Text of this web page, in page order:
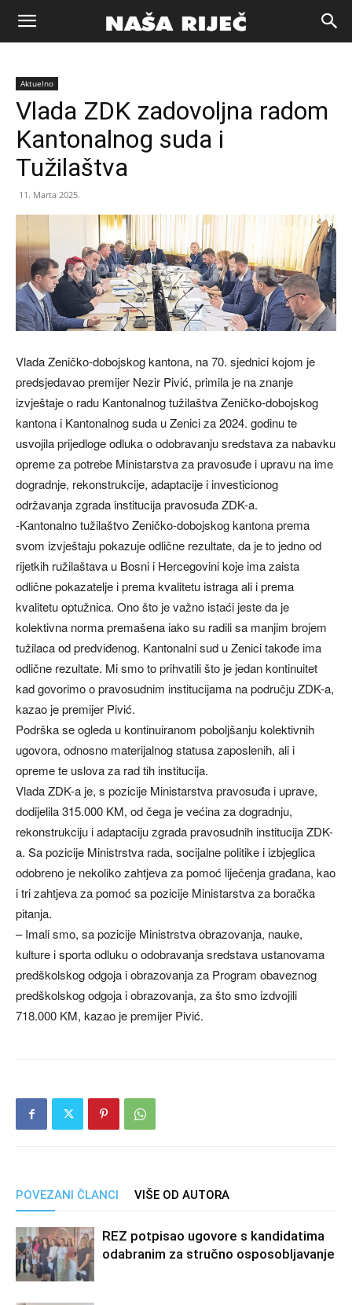
Naša
riječ
Zenica
Aktuelno
Vlada ZDK zadovoljna radom
Kantonalnog suda i
Tužilaštva
11. Marta 2025.
Vlada Zeničko-dobojskog kantona, na 70. sjednici kojom je
predsjedavao premijer Nezir Pivić, primila je na znanje
izvještaje o radu Kantonalnog tužilaštva Zeničko-dobojskog
kantona i Kantonalnog suda u Zenici za 2024. godinu te
usvojila prijedloge odluka o odobravanju sredstava za nabavku
opreme za potrebe Ministarstva za pravosuđe i upravu na ime
dogradnje, rekonstrukcije, adaptacije i investicionog
održavanja zgrada institucija pravosuđa ZDK-a.
-Kantonalno tužilaštvo Zeničko-dobojskog kantona prema
svom izvještaju pokazuje odlične rezultate, da je to jedno od
rijetkih ružilaštava u Bosni i Hercegovini koje ima zaista
odlične pokazatelje i prema kvalitetu istraga ali i prema
kvalitetu optužnica. Ono što je važno istaći jeste da je
kolektivna norma premašena iako su radili sa manjim brojem
tužilaca od predviđenog. Kantonalni sud u Zenici takođe ima
odlične rezultate. Mi smo to prihvatili što je jedan kontinuitet
kad govorimo o pravosudnim institucijama na području ZDK-a,
kazao je premijer Pivić.
Podrška se ogleda u kontinuiranom poboljšanju kolektivnih
ugovora, odnosno materijalnog statusa zaposlenih, ali i
opreme te uslova za rad tih institucija.
Vlada ZDK-a je, s pozicije Ministarstva pravosuđa i uprave,
dodijelila 315.000 KM, od čega je većina za dogradnju,
rekonstrukciju i adaptaciju zgrada pravosudnih institucija ZDK-
a. Sa pozicije Ministrstva rada, socijalne politike i izbjeglica
odobreno je nekoliko zahtjeva za pomoć liječenja građana, kao
i tri zahtjeva za pomoć sa pozicije Ministarstva za boračka
pitanja.
– Imali smo, sa pozicije Ministrstva obrazovanja, nauke,
kulture i sporta odluku o odobravanja sredstava ustanovama
predškolskog odgoja i obrazovanja za Program obaveznog
predškolskog odgoja i obrazovanja, za što smo izdvojili
718.000 KM, kazao je premijer Pivić.
POVEZANI ČLANCI VIŠE OD AUTORA
REZ potpisao ugovore s kandidatima
odabranim za stručno osposobljavanje